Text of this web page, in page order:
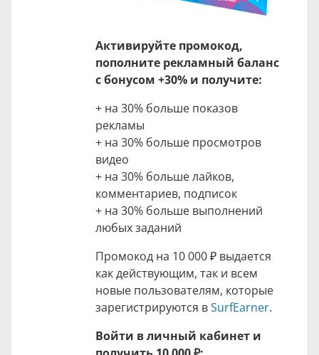
Активируйте промокод,
пополните рекламный баланс
с бонусом +30% и получите:
+ на 30% больше показов
рекламы
+ на 30% больше просмотров
видео
+ на 30% больше лайков,
комментариев, подписок
+ на 30% больше выполнений
любых заданий
Промокод на 10 000 ₽ выдается
как действующим, так и всем
новые пользователям, которые
зарегистрируются вSurfEarner.
Войти в личный кабинет и